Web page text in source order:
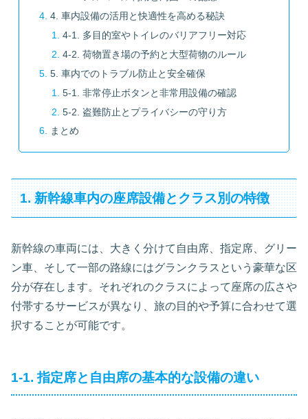
4. 車内設備の活用と快適性を高める秘訣
4-1. 多目的室やトイレのバリアフリー対応
4-2. 荷物置き場の予約と大型荷物のルール
5. 車内でのトラブル防止と安全確保
5-1. 非常停止ボタンと非常用設備の確認
5-2. 盗難防止とプライバシーの守り方
まとめ
1. 新幹線車内の座席設備とクラス別の特徴
新幹線の車両には、大きく分けて自由席、指定席、グリー
ン車、そして一部の路線にはグランクラスという豪華な区
分が存在します。それぞれのクラスによって座席の広さや
付帯するサービスが異なり、旅の目的や予算に合わせて選
択することが可能です。
1-1. 指定席と自由席の基本的な設備の違い